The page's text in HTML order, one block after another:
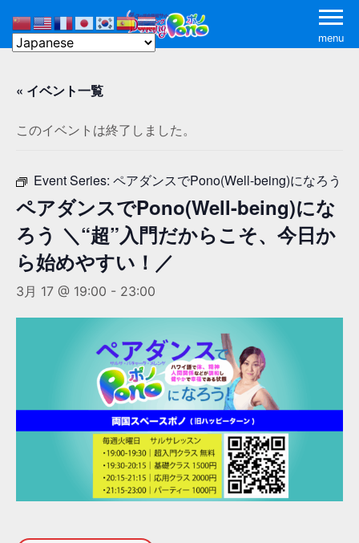
menu
« イベント一覧
このイベントは終了しました。
Event Series: ペアダンスでPono(Well-being)になろう
ペアダンスでPono(Well-being)にな
ろう ＼“超”入門だからこそ、今日か
ら始めやすい！／
3月 17 @ 19:00 - 23:00